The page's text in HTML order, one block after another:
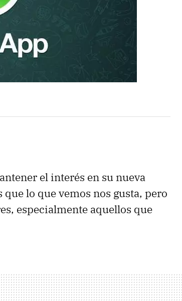
el interés en su nueva
lo que vemos nos gusta, pero
especialmente aquellos que